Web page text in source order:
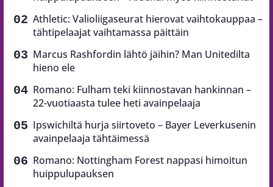
Athletic: Valioliigaseurat hierovat vaihtokauppaa –
tähtipelaajat vaihtamassa päittäin
Marcus Rashfordin lähtö jäihin? Man Unitedilta
hieno ele
Romano: Fulham teki kiinnostavan hankinnan –
22-vuotiaasta tulee heti avainpelaaja
Ipswichiltä hurja siirtoveto – Bayer Leverkusenin
avainpelaaja tähtäimessä
Romano: Nottingham Forest nappasi himoitun
huippulupauksen